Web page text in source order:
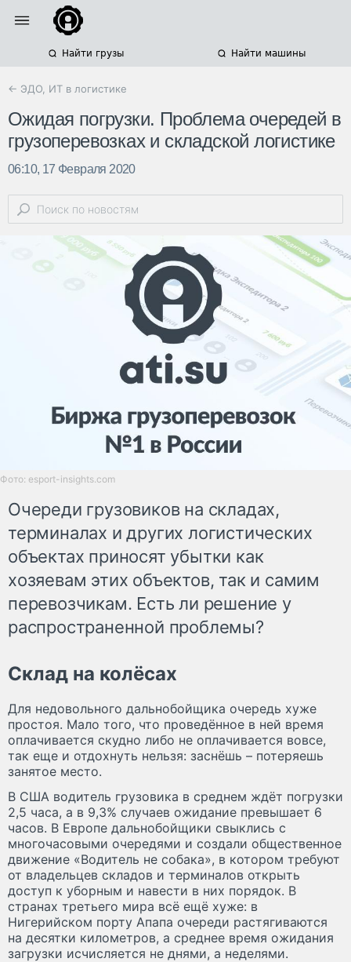
Найти грузы Найти машины
← ЭДО, ИТ в логистике
Ожидая погрузки. Проблема очередей в
грузоперевозках и складской логистике
06:10, 17 Февраля 2020
Фото: esport-insights.com
Очереди грузовиков на складах,
терминалах и других логистических
объектах приносят убытки как
хозяевам этих объектов, так и самим
перевозчикам. Есть ли решение у
распространенной проблемы?
Склад на колёсах
Для недовольного дальнобойщика очередь хуже
простоя. Мало того, что проведённое в ней время
оплачивается скудно либо не оплачивается вовсе,
так еще и отдохнуть нельзя: заснёшь – потеряешь
занятое место.
В США водитель грузовика в среднем ждёт погрузки
2,5 часа, а в 9,3% случаев ожидание превышает 6
часов. В Европе дальнобойщики свыклись с
многочасовыми очередями и создали общественное
движение «Водитель не собака», в котором требуют
от владельцев складов и терминалов открыть
доступ к уборным и навести в них порядок. В
странах третьего мира всё ещё хуже: в
Нигерийском порту Апапа очереди растягиваются
на десятки километров, а среднее время ожидания
загрузки исчисляется не днями, а неделями.